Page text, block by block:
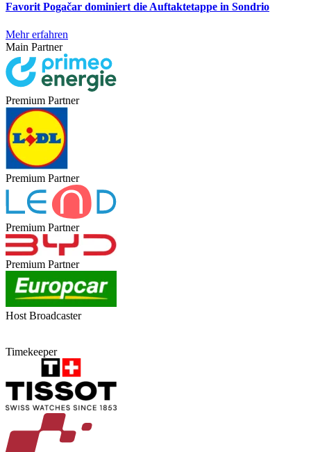
Favorit Pogačar dominiert die Auftaktetappe in Sondrio
Mehr erfahren
Main Partner
Premium Partner
Premium Partner
Premium Partner
Premium Partner
Host Broadcaster
Timekeeper